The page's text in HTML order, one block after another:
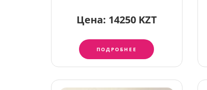
Цена: 14250 KZT
ПОДРОБНЕЕ